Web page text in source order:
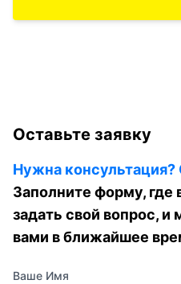
Оставьте заявку
Нужна
Заполните форму,
задать свой вопрос,
вами в ближайшее
Ваше Имя